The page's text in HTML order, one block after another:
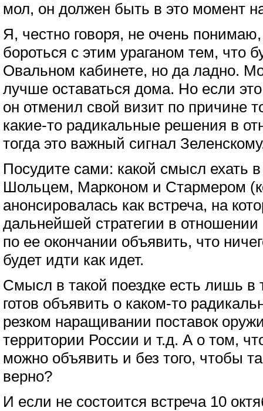
мол, он должен быть в это момент
Я, честно говоря, не очень
бороться с этим ураганом тем, что
Овальном кабинете, но да ладно.
лучше оставаться дома. Но если
он отменил свой визит по причине
какие-то радикальные решения в
тогда это важный сигнал
Посудите сами: какой смысл ехать
Шольцем, Марконом и Стармером
анонсировалась как встреча, на
дальнейшей стратегии в
по ее окончании объявить, что
будет идти как идет.
Смысл в такой поездке есть лишь в
готов объявить о каком-то
резком наращивании поставок
территории России и т.д. А о том,
можно объявить и без того, чтобы
верно?
И если не состоится встреча 10